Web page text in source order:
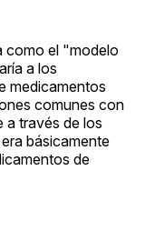
como el "modelo
a los
medicamentos
comunes con
a través de los
básicamente
de